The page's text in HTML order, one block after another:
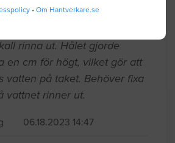
• Om Hantverkare.se
rinna ut. Hålet gjorde
en cm för högt, vilket gör att
vatten på taket. Behöver fixa
vattnet rinner ut.
06.18.2023 14:47